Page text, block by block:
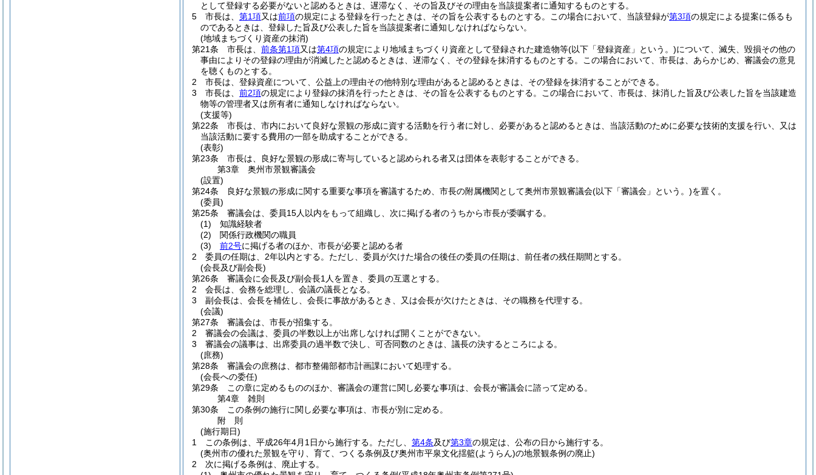
として登録する必要がないと認めるときは、遅滞なく、その旨及びその理由を当該提案者に通知するものとする。
5
市長は、 第1項又は前項の規定による登録を行ったときは、その旨を公表するものとする。 この場合において、当該登録が第3項の規定による提案に係るも
のであるときは、登録した旨及び公表した旨を当該提案者に通知しなければならない。
(地域まちづくり資産の抹消)
第21条
市長は、 前条第1項又は第4項の規定により地域まちづくり資産として登録された建造物等(以下「登録資産」という。)について、滅失、毀損その他の
事由によりその登録の理由が消滅したと認めるときは、遅滞なく、その登録を抹消するものとする。
この場合において、市長は、あらかじめ、審議会の意見
を聴くものとする。
2
市長は、登録資産について、公益上の理由その他特別な理由があると認めるときは、その登録を抹消することができる。
3
市長は、 前2項の規定により登録の抹消を行ったときは、その旨を公表するものとする。
この場合において、市長は、抹消した旨及び公表した旨を当該建造
物等の管理者又は所有者に通知しなければならない。
(支援等)
第22条
市長は、市内において良好な景観の形成に資する活動を行う者に対し、必要があると認めるときは、当該活動のために必要な技術的支援を行い、又は
当該活動に要する費用の一部を助成することができる。
(表彰)
第23条
市長は、良好な景観の形成に寄与していると認められる者又は団体を表彰することができる。
第3章
奥州市景観審議会
(設置)
第24条
良好な景観の形成に関する重要な事項を審議するため、市長の附属機関として奥州市景観審議会(以下「審議会」という。)を置く。
(委員)
第25条
審議会は、委員15人以内をもって組織し、次に掲げる者のうちから市長が委嘱する。
(1)
知識経験者
(2)
関係行政機関の職員
(3)
前2号に掲げる者のほか、市長が必要と認める者
2
委員の任期は、2年以内とする。 ただし、委員が欠けた場合の後任の委員の任期は、前任者の残任期間とする。
(会長及び副会長)
第26条
審議会に会長及び副会長1人を置き、委員の互選とする。
2
会長は、会務を総理し、会議の議長となる。
3
副会長は、会長を補佐し、会長に事故があるとき、又は会長が欠けたときは、その職務を代理する。
(会議)
第27条
審議会は、市長が招集する。
2
審議会の会議は、委員の半数以上が出席しなければ開くことができない。
3
審議会の議事は、出席委員の過半数で決し、可否同数のときは、議長の決するところによる。
(庶務)
第28条
審議会の庶務は、都市整備部都市計画課において処理する。
(会長への委任)
第29条
この章に定めるもののほか、審議会の運営に関し必要な事項は、会長が審議会に諮って定める。
第4章
雑則
第30条
この条例の施行に関し必要な事項は、市長が別に定める。
附 則
(施行期日)
1
この条例は、平成26年4月1日から施行する。 ただし、 第4条及び第3章の規定は、公布の日から施行する。
(奥州市の優れた景観を守り、育て、つくる条例及び奥州市平泉文化揺籃(ようらん)の地景観条例の廃止)
2
次に掲げる条例は、廃止する。